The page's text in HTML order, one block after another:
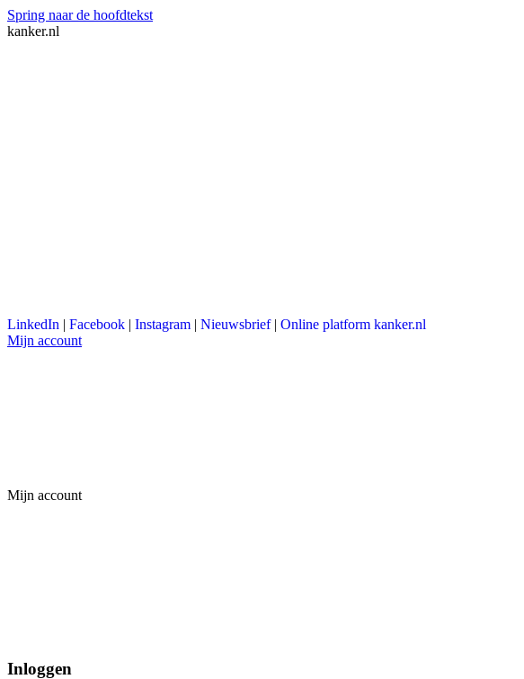
Spring naar de hoofdtekst
kanker.nl
LinkedIn | Facebook | Instagram | Nieuwsbrief | Online platform kanker.nl
Mijn account
Mijn account
Inloggen